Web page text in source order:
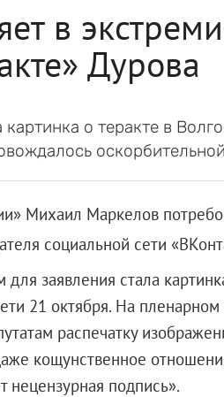
в
Дурова
о теракте в
Михаил Маркелов
социальной сети
заявления стала
21 октября. На
распечатку
кощунственное
нецензурная подпись».